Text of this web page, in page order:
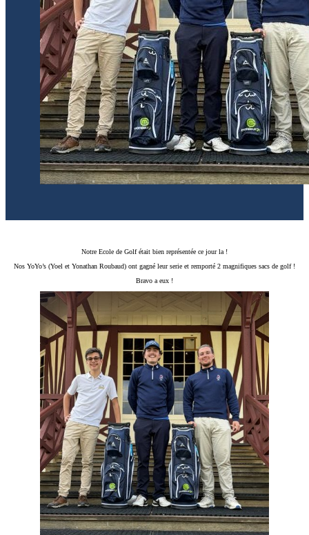
Notre Ecole de Golf était bien représentée ce jour la !
Nos YoYo’s (Yoel et Yonathan Roubaud) ont gagné leur serie et remporté 2 magnifiques sacs de golf !
Bravo a eux !